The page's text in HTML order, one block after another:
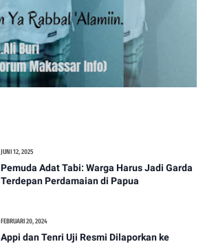
JUNI 12, 2025
Pemuda Adat Tabi: Warga Harus Jadi Garda
Terdepan Perdamaian di Papua
FEBRUARI 20, 2024
Appi dan Tenri Uji Resmi Dilaporkan ke